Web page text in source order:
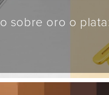
sobre oro o